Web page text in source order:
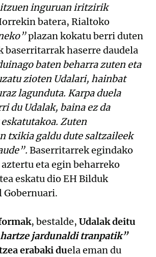
inguruan iritzirik
batera, Rialtoko
plazan kokatu berri duten
baserritarrak haserre daudela
baten beharra zuten eta
zioten Udalari, hainbat
lagunduta. Karpa duela
du Udalak, baina ez da
Zuten
txikia galdu dute saltzaileek
Baserritarrek egindako
eta egin beharreko
eskatu dio EH Bilduk
Gobernuari.
, bestalde, Udalak deitu
jardunaldi tranpatik”
erabaki duela eman du